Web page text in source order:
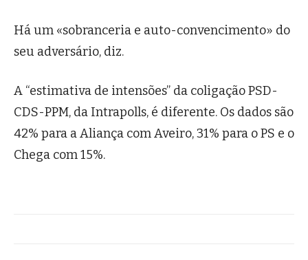
Há um «sobranceria e auto-convencimento» do
seu adversário, diz.
A “estimativa de intensões” da coligação PSD-
CDS-PPM, da Intrapolls, é diferente. Os dados são
42% para a Aliança com Aveiro, 31% para o PS e o
Chega com 15%.